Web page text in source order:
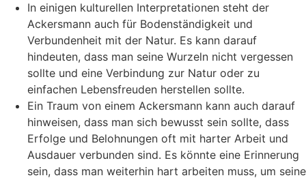
In einigen kulturellen Interpretationen steht der
Ackersmann auch für Bodenständigkeit und
Verbundenheit mit der Natur. Es kann darauf
hindeuten, dass man seine Wurzeln nicht vergessen
sollte und eine Verbindung zur Natur oder zu
einfachen Lebensfreuden herstellen sollte.
Ein Traum von einem Ackersmann kann auch darauf
hinweisen, dass man sich bewusst sein sollte, dass
Erfolge und Belohnungen oft mit harter Arbeit und
Ausdauer verbunden sind. Es könnte eine Erinnerung
sein, dass man weiterhin hart arbeiten muss, um seine